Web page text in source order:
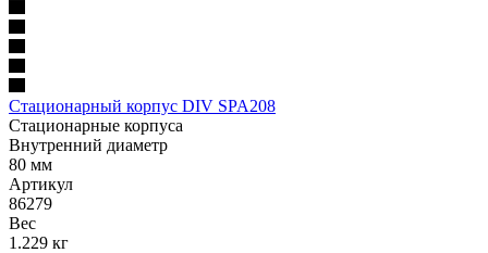
Стационарный корпус DIV SPA208
Стационарные корпуса
Внутренний диаметр
80 мм
Артикул
86279
Вес
1.229 кг